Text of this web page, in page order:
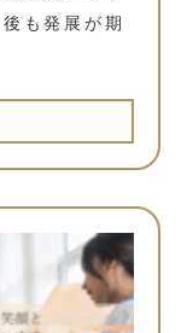
も発展が期